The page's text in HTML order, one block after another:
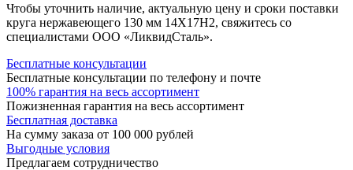
Чтобы уточнить наличие, актуальную цену и сроки поставки
круга нержавеющего 130 мм 14Х17Н2, свяжитесь со
специалистами ООО «ЛиквидСталь».
Бесплатные консультации
Бесплатные консультации по телефону и почте
100% гарантия на весь ассортимент
Пожизненная гарантия на весь ассортимент
Бесплатная доставка
На сумму заказа от 100 000 рублей
Выгодные условия
Предлагаем сотрудничество